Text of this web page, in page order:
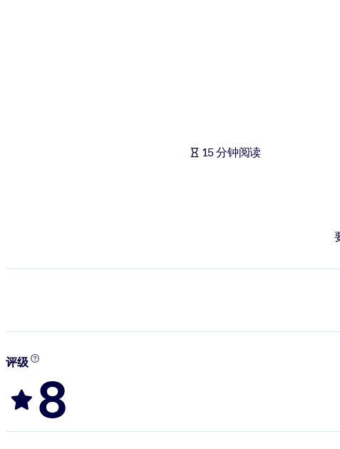
利用可靠、结构化的知识为您的人工智能系统提供动力，以改善输出结果
15 分钟阅读
评级
8